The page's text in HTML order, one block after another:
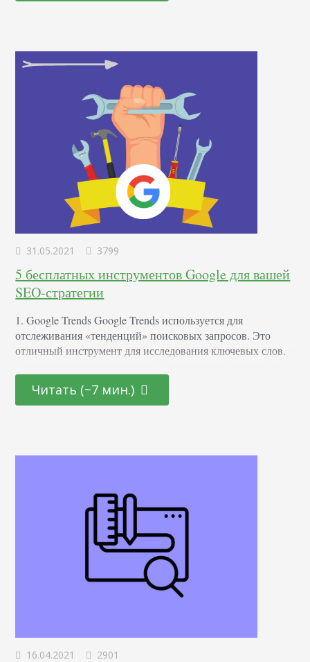
31.05.2021 3799
5 бесплатных инструментов Google для вашей
SEO-стратегии
1. Google Trends Google Trends используется для
отслеживания «тенденций» поисковых запросов. Это
отличный инструмент для исследования ключевых слов.
Trends, введите в строку поиска широкую тему или
конкретный поисковый запрос. Далее будет представлена ​​
Читать (~7 мин.)
16.04.2021 2901